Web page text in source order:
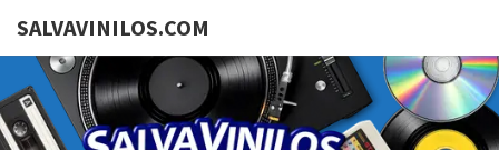
SALVAVINILOS.COM